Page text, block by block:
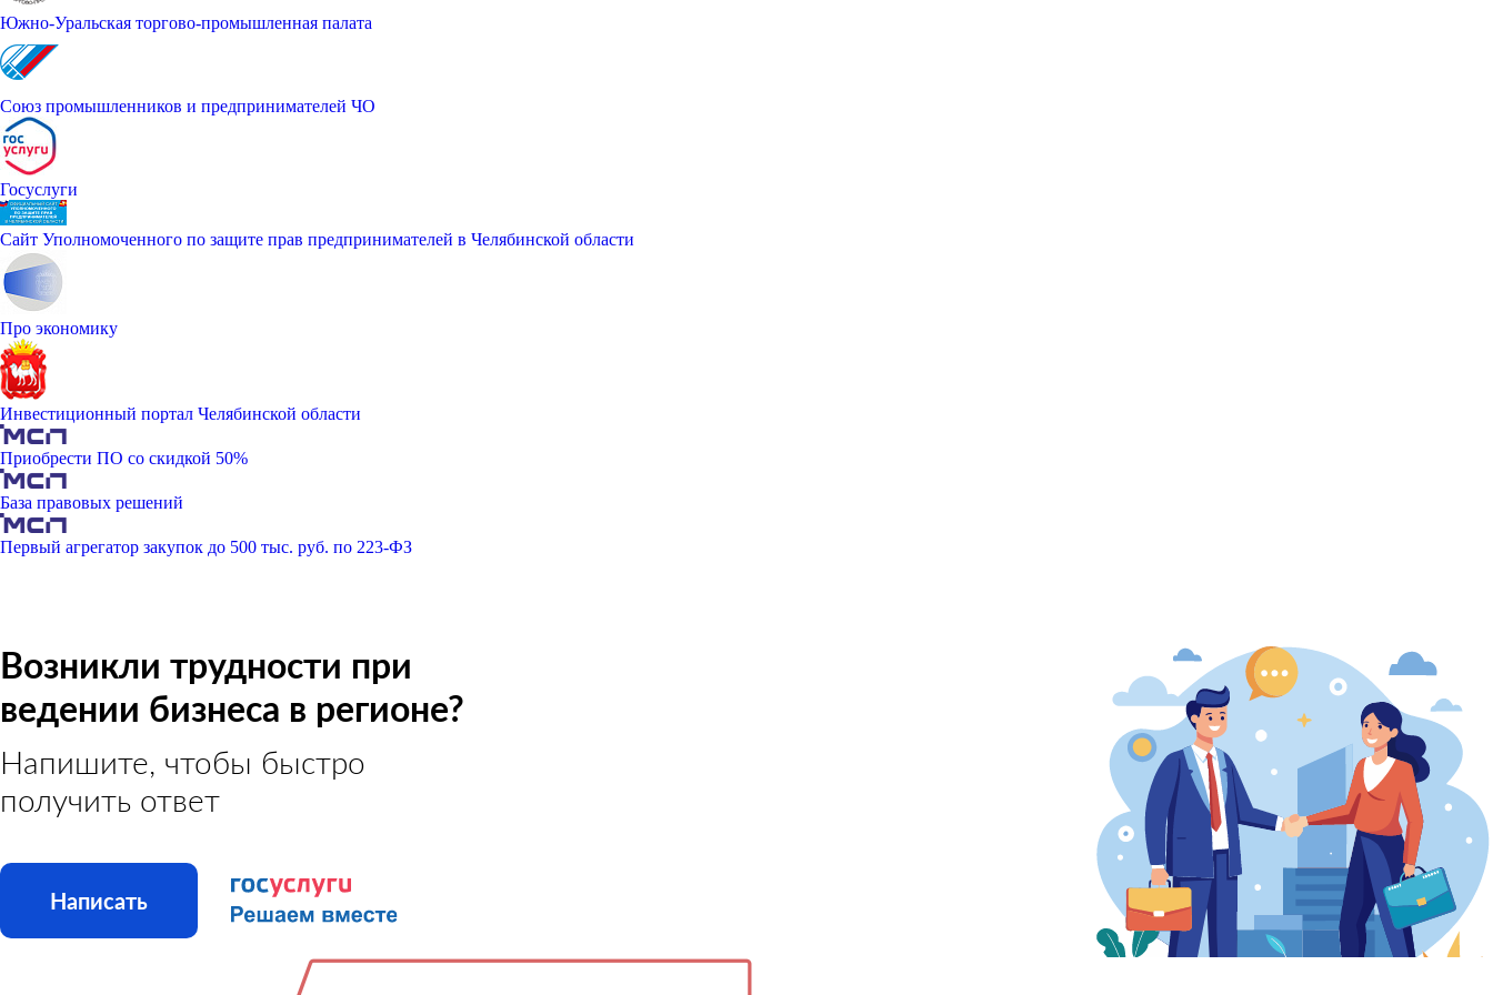
Южно-Уральская торгово-промышленная палата
Союз промышленников и предпринимателей ЧО
Госуслуги
Сайт Уполномоченного по защите прав предпринимателей в Челябинской области
Про экономику
Инвестиционный портал Челябинской области
Приобрести ПО со скидкой 50%
База правовых решений
Первый агрегатор закупок до 500 тыс. руб. по 223-ФЗ
Возникли трудности при
ведении бизнеса в регионе?
Напишите, чтобы быстро
получить ответ
Написать